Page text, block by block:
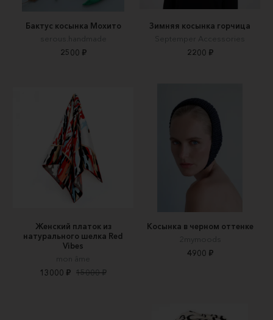
Бактус косынка Мохито
serous.handmade
2500 ₽
Зимняя косынка горчица
Septemper Accessories
2200 ₽
Женский платок из
натурального шелка Red
Vibes
mon âme
13000 ₽ 15000 ₽
Косынка в черном оттенке
2mymoods
4900 ₽